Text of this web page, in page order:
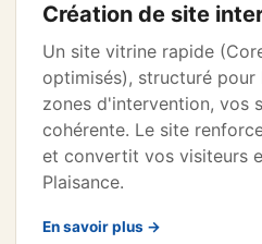
Création de site
Un site vitrine rapide
optimisés), structuré pour
zones d'intervention, vos
cohérente. Le site
et convertit vos visiteurs
Plaisance.
En savoir plus →